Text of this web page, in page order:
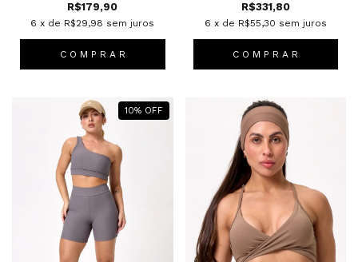
R$179,90
6 x de R$29,98 sem juros
C O M P R A R
R$331,80
6 x de R$55,30 sem juros
C O M P R A R
10% OFF